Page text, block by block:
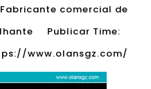
comercial de
Publicar Time:
www.olansgz.com/